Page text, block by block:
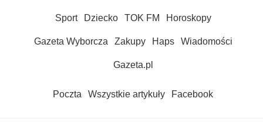
Sport Dziecko TOK FM Horoskopy
Gazeta Wyborcza Zakupy Haps Wiadomości
Gazeta.pl
Poczta Wszystkie artykuły Facebook